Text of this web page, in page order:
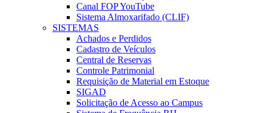
Canal FOP YouTube
Sistema Almoxarifado (CLIF)
SISTEMAS
Achados e Perdidos
Cadastro de Veículos
Central de Reservas
Controle Patrimonial
Requisição de Material em Estoque
SIGAD
Solicitação de Acesso ao Campus